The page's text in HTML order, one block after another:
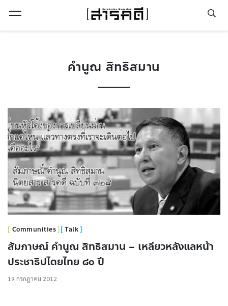
คำนูณ สิทธิสมาน
Communities Talk
สัมภาษณ์ คำนูณ สิทธิสมาน – เหลียวหลังแลหน้า
ประชาธิปไตยไทย ๘๐ ปี
19 กรกฎาคม 2012